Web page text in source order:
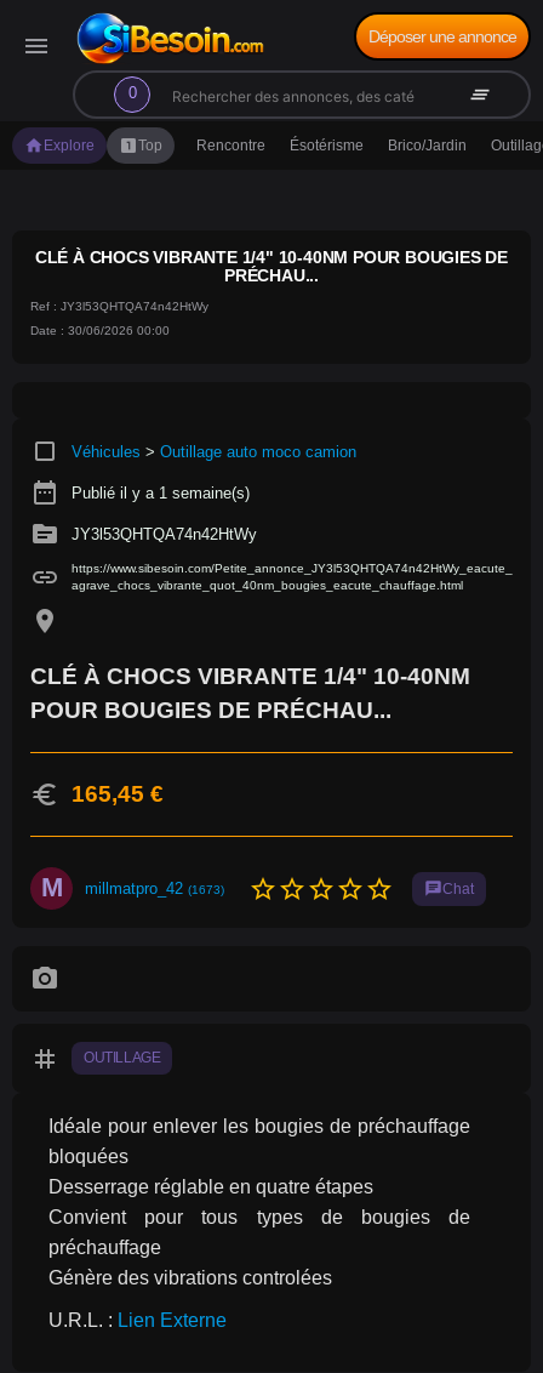
menu
0
search clear_all
Déposer une annonce
home Explore looks_oneTop Rencontre Ésotérisme Brico/Jardin
CLÉ À CHOCS VIBRANTE 1/4" 10-40NM POUR BOUGIES DE
PRÉCHAU...
Ref : JY3l53QHTQA74n42HtWy
Date : 30/06/2026 00:00
crop_square Véhicules > Outillage auto moco camion
date_range Publié il y a 1 semaine(s)
source JY3l53QHTQA74n42HtWy
link
https://www.sibesoin.com/Petite_annonce_JY3l53QHTQA74n42HtWy_eacute_
agrave_chocs_vibrante_quot_40nm_bougies_eacute_chauffage.html
location_on
CLÉ À CHOCS VIBRANTE 1/4" 10-40NM
POUR BOUGIES DE PRÉCHAU...
euro 165,45 €
M millmatpro_42 (1673) star_borderstar_borderstar_borderstar_borderstar_border chatChat
photo_camera
tag OUTILLAGE
Idéale pour enlever les bougies de préchauffage
bloquées
Desserrage réglable en quatre étapes
Convient pour tous types de bougies de
préchauffage
Génère des vibrations controlées
U.R.L. : Lien Externe